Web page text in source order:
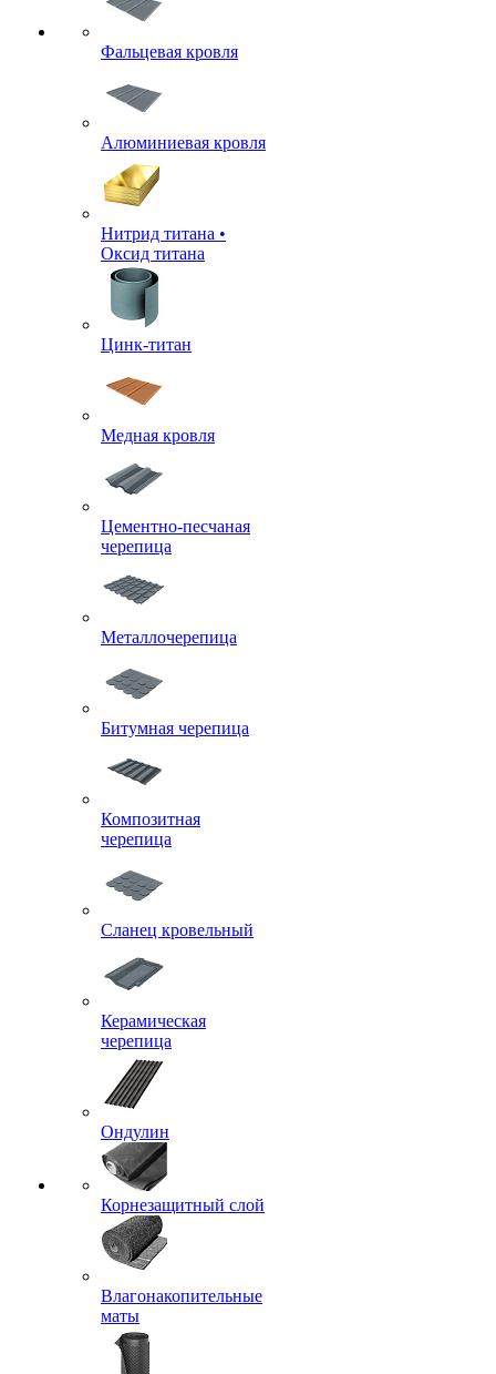
Фальцевая кровля
Алюминиевая кровля
Нитрид титана •
Оксид титана
Цинк-титан
Медная кровля
Цементно-песчаная
черепица
Металлочерепица
Битумная черепица
Композитная
черепица
Сланец кровельный
Керамическая
черепица
Ондулин
Корнезащитный слой
Влагонакопительные
маты